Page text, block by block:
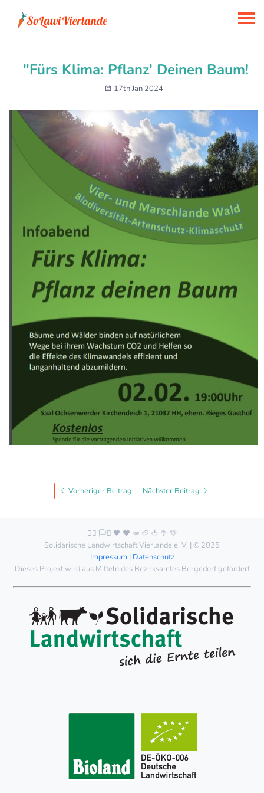
"Fürs Klima: Pflanz' Deinen Baum!
17th Jan 2024
Vorheriger Beitrag Nächster Beitrag
🏳️‍🌈 🏳️‍⚧️ 🖤 ❤️ 🥕 🥔 🍅 🥦 💚
Solidarische Landwirtschaft Vierlande e. V. | © 2025
Impressum | Datenschutz
Dieses Projekt wird aus Mitteln des Bezirksamtes Bergedorf gefördert